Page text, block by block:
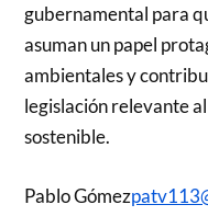
gubernamental para
asuman un papel
ambientales y
legislación relevante
sostenible.
Pablo Gómez